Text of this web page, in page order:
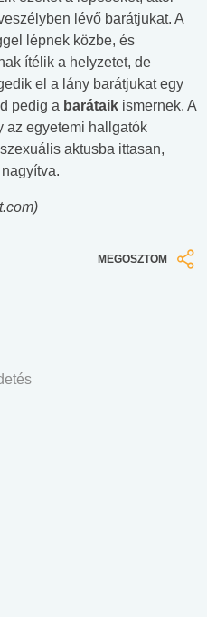
lévő barátjukat. A
lépnek közbe, és
ítélik a helyzetet, de
el a lány barátjukat egy
pedig a barátaik ismernek. A
az egyetemi hallgatók
aktusba ittasan,
MEGOSZTOM